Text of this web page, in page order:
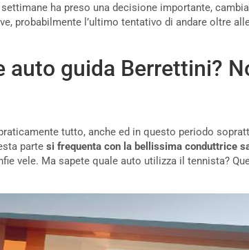
ha preso una decisione importante,
probabilmente l’ultimo tentativo di andare oltre
auto guida Berrettini?
tutto, anche ed in questo periodo
parte si frequenta con la bellissima conduttrice
vele. Ma sapete quale auto utilizza il tennista?